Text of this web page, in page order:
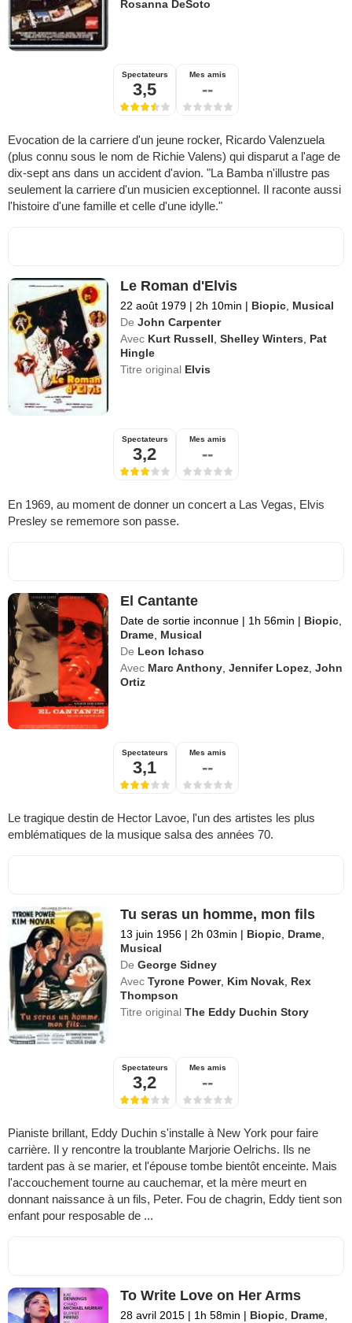
Rosanna DeSoto
Spectateurs
3,5
Mes amis
--
Evocation de la carriere d'un jeune rocker, Ricardo Valenzuela
(plus connu sous le nom de Richie Valens) qui disparut a l'age de
dix-sept ans dans un accident d'avion. "La Bamba n'illustre pas
seulement la carriere d'un musicien exceptionnel. Il raconte aussi
l'histoire d'une famille et celle d'une idylle."
Le Roman d'Elvis
22 août 1979 | 2h 10min | Biopic, Musical
De John Carpenter
Avec Kurt Russell,Shelley Winters, Pat
Hingle
Titre original Elvis
Spectateurs
3,2
Mes amis
--
En 1969, au moment de donner un concert a Las Vegas, Elvis
Presley se rememore son passe.
El Cantante
Date de sortie inconnue | 1h 56min | Biopic
Drame Musical
De Leon Ichaso
Avec Marc Anthony ,Jennifer Lopez ,John
Ortiz
Spectateurs
3,1
Mes amis
--
Le tragique destin de Hector Lavoe, l'un des artistes les plus
emblématiques de la musique salsa des années 70.
Tu seras un homme, mon fils
13 juin 1956 | 2h 03min | Biopic, Drame,
Musical
De George Sidney
Avec Tyrone Power, Kim Novak, Rex
Thompson
Titre originalThe Eddy Duchin Story
Spectateurs
3,2
Mes amis
--
Pianiste brillant, Eddy Duchin s'installe à New York pour faire
carrière. Il y rencontre la troublante Marjorie Oelrichs. Ils ne
tardent pas à se marier, et l'épouse tombe bientôt enceinte. Mais
l'accouchement tourne au cauchemar, et la mère meurt en
donnant naissance à un fils, Peter. Fou de chagrin, Eddy tient son
enfant pour resposable de ...
To Write Love on Her Arms
28 avril 2015 | 1h 58min | Biopic Drame